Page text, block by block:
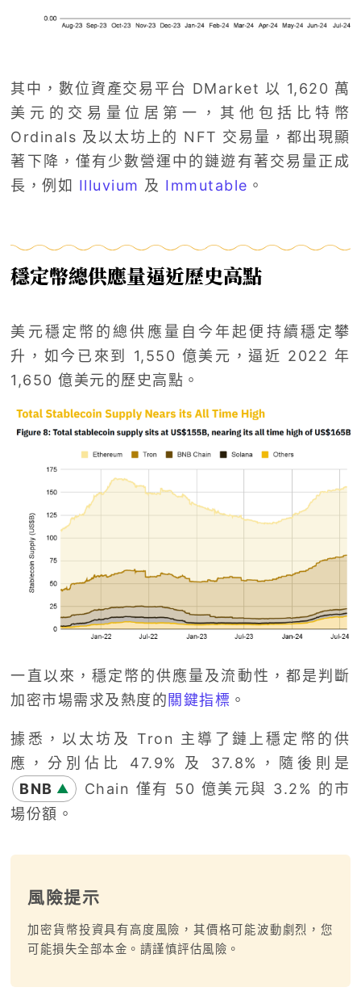
其中，數位資產交易平台 DMarket 以 1,620 萬
美元的交易量位居第一，其他包括比特幣
Ordinals 及以太坊上的 NFT 交易量，都出現顯
著下降，僅有少數營運中的鏈遊有著交易量正成
長，例如 Illuvium 及 Immutable 。
穩定幣總供應量逼近歷史高點
美元穩定幣的總供應量自今年起便持續穩定攀
升，如今已來到 1,550 億美元，逼近 2022 年
1,650 億美元的歷史高點。
一直以來，穩定幣的供應量及流動性，都是判斷
加密市場需求及熱度的關鍵指標 。
據悉，以太坊及 Tron 主導了鏈上穩定幣的供
應，分別佔比 47.9% 及 37.8%，隨後則是
BNB ▲
Chain 僅有 50 億美元與 3.2% 的市
場份額。
風險提示
加密貨幣投資具有高度風險，其價格可能波動劇烈，您
可能損失全部本金。請謹慎評估風險。